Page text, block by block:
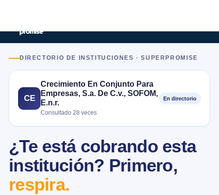
DIRECTORIO DE INSTITUCIONES · SUPERPROMISE
CE
Crecimiento En Conjunto Para
Empresas, S.a. De C.v., SOFOM,
E.n.r.
Consultado 28 veces
En directorio
¿Te está cobrando esta
institución? Primero,
respira.